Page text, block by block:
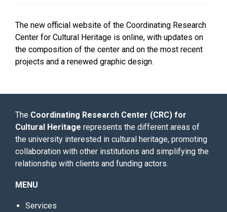
The new official website of the Coordinating Research
Center for Cultural Heritage is online, with updates on
the composition of the center and on the most recent
projects and a renewed graphic design.
The Coordinating Research Center (CRC) for
Cultural Heritage represents the different areas of
the university interested in cultural heritage, promoting
collaboration with other institutions and simplifying the
relationship with clients and funding actors.
MENU
Services